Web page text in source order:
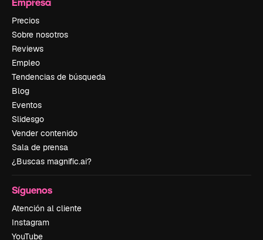
Precios
Sobre nosotros
Reviews
Empleo
Tendencias de búsqueda
Blog
Eventos
Slidesgo
Vender contenido
Sala de prensa
¿Buscas magnific.ai?
Síguenos
Atención al cliente
Instagram
YouTube